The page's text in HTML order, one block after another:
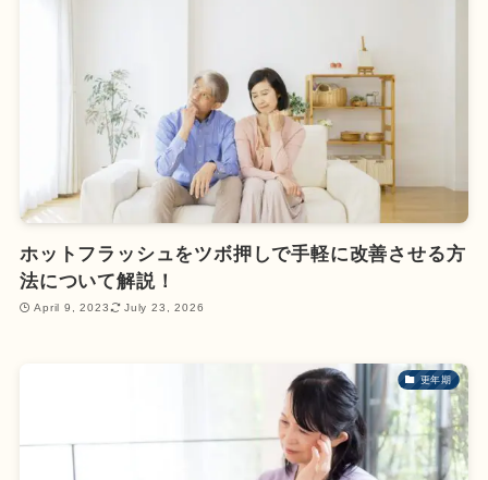
ホットフラッシュをツボ押しで手軽に改善させる方
法について解説！
April 9, 2023 July 23, 2026
更年期